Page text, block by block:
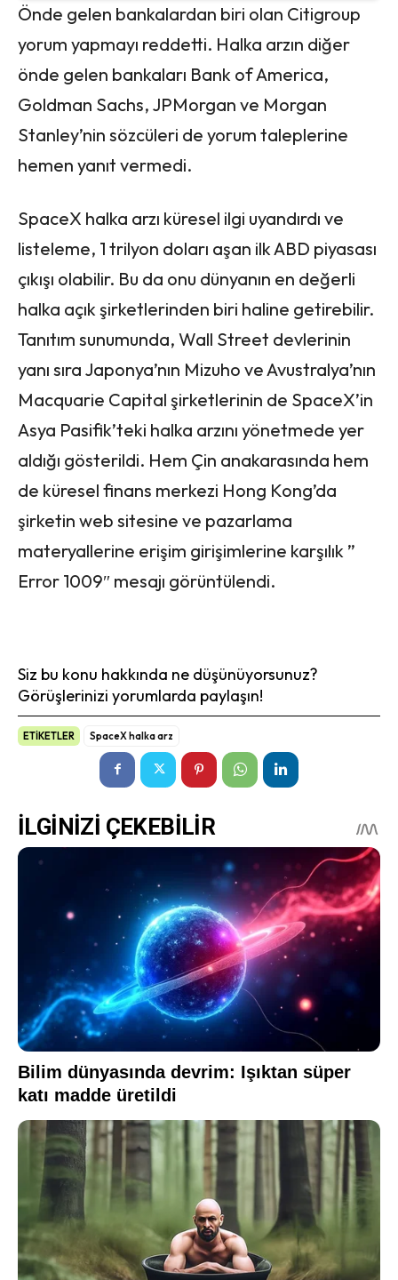
Önde gelen bankalardan biri olan Citigroup
yorum yapmayı reddetti. Halka arzın diğer
önde gelen bankaları Bank of America,
Goldman Sachs, JPMorgan ve Morgan
Stanley’nin sözcüleri de yorum taleplerine
hemen yanıt vermedi.
SpaceX halka arzı küresel ilgi uyandırdı ve
listeleme, 1 trilyon doları aşan ilk ABD piyasası
çıkışı olabilir. Bu da onu dünyanın en değerli
halka açık şirketlerinden biri haline getirebilir.
Tanıtım sunumunda, Wall Street devlerinin
yanı sıra Japonya’nın Mizuho ve Avustralya’nın
Macquarie Capital şirketlerinin de SpaceX’in
Asya Pasifik’teki halka arzını yönetmede yer
aldığı gösterildi. Hem Çin anakarasında hem
de küresel finans merkezi Hong Kong’da
şirketin web sitesine ve pazarlama
materyallerine erişim girişimlerine karşılık ”
Error 1009″ mesajı görüntülendi.
Siz bu konu hakkında ne düşünüyorsunuz?
Görüşlerinizi yorumlarda paylaşın!
ETİKETLER SpaceX halka arz